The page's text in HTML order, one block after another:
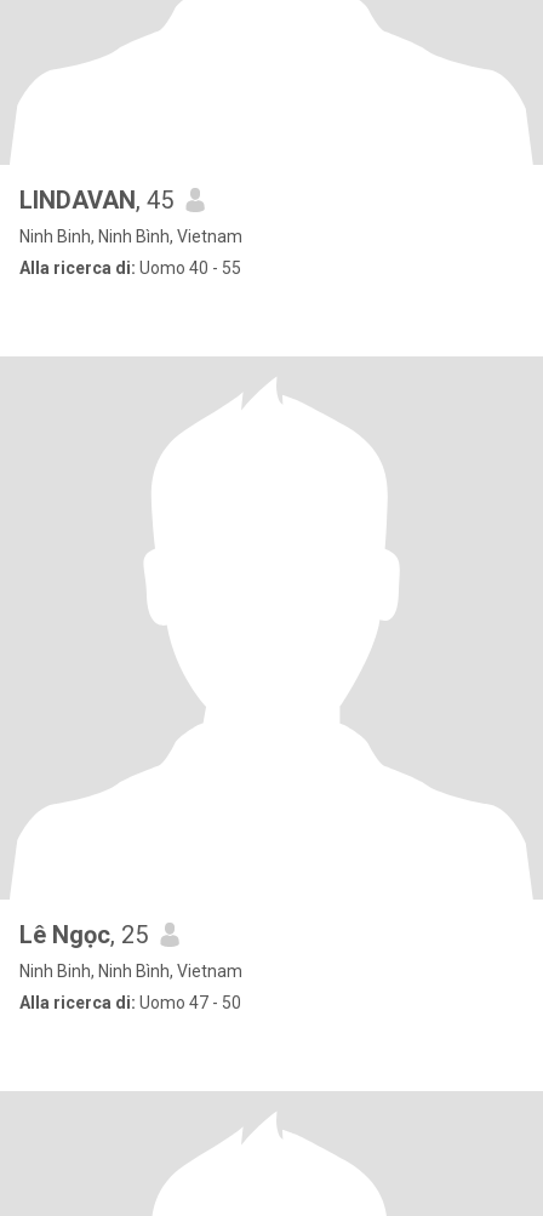
LINDAVAN, 45
Ninh Binh, Ninh Bình, Vietnam
Alla ricerca di: Uomo 40 - 55
Lê Ngọc, 25
Ninh Binh, Ninh Bình, Vietnam
Alla ricerca di: Uomo 47 - 50